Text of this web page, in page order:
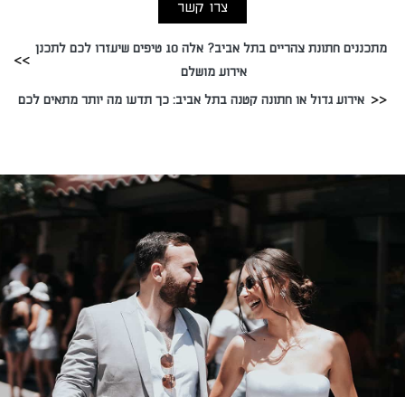
צרו קשר
מתכננים חתונת צהריים בתל אביב? אלה 10 טיפים שיעזרו לכם לתכנן
אירוע מושלם
אירוע גדול או חתונה קטנה בתל אביב: כך תדעו מה יותר מתאים לכם